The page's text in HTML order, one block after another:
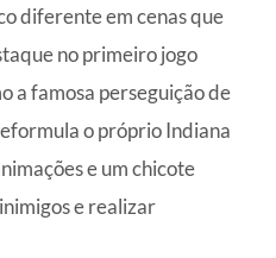
diferente em cenas que
no primeiro jogo
a famosa perseguição de
o próprio Indiana
e um chicote
e realizar